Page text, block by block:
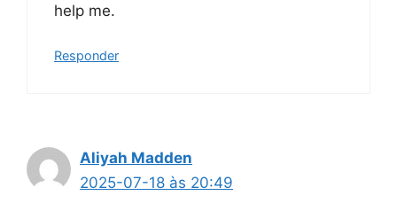
help me.
Responder
Aliyah Madden
2025-07-18 às 20:49